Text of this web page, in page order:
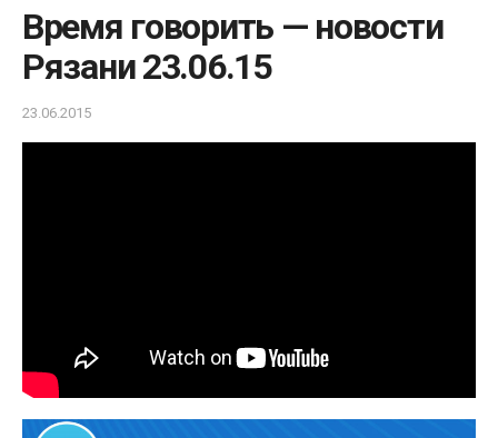
Время говорить — новости
Рязани 23.06.15
23.06.2015